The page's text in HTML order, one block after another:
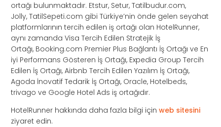
ortağı bulunmaktadır. Etstur, Setur, Tatilbudur.com,
Jolly, TatilSepeti.com gibi Türkiye’nin önde gelen seyahat
platformlarının tercih edilen iş ortağı olan HotelRunner,
aynı zamanda Visa Tercih Edilen Stratejik İş
Ortağı, Booking.com Premier Plus Bağlantı İş Ortağı ve En
iyi Performans Gösteren İş Ortağı, Expedia Group Tercih
Edilen İş Ortağı, Airbnb Tercih Edilen Yazılım İş Ortağı,
Agoda İnovatif Tedarik İş Ortağı, Oracle, Hotelbeds,
trivago ve Google Hotel Ads iş ortağıdır.
HotelRunner hakkında daha fazla bilgi içinweb sitesini
ziyaret edin.